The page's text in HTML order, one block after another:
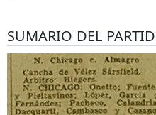
SUMARIO DEL